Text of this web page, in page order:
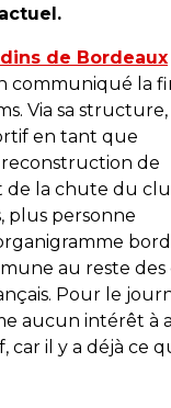
de Bordeaux
communiqué la
Via sa structure,
en tant que
de
de la chute du
plus personne
au reste des
Pour le
aucun intérêt à
il y a déjà ce